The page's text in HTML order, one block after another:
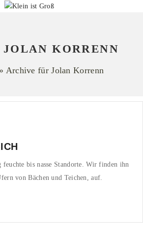
JOLAN KORRENN
» Archive für Jolan Korrenn
bis nasse Standorte. Wir finden ihn
von Bächen und Teichen, auf.